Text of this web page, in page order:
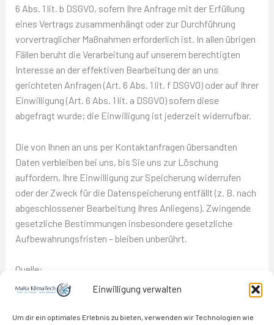
Einwilligung verwalten
Um dir ein optimales Erlebnis zu bieten, verwenden wir Technologien wie
6 Abs. 1 lit. b DSGVO, sofern Ihre Anfrage mit der Erfüllung
eines Vertrags zusammenhängt oder zur Durchführung
vorvertraglicher Maßnahmen erforderlich ist. In allen übrigen
Fällen beruht die Verarbeitung auf unserem berechtigten
Interesse an der effektiven Bearbeitung der an uns
gerichteten Anfragen (Art. 6 Abs. 1 lit. f DSGVO) oder auf Ihrer
Einwilligung (Art. 6 Abs. 1 lit. a DSGVO) sofern diese
abgefragt wurde; die Einwilligung ist jederzeit widerrufbar.
Die von Ihnen an uns per Kontaktanfragen übersandten
Daten verbleiben bei uns, bis Sie uns zur Löschung
auffordern, Ihre Einwilligung zur Speicherung widerrufen
oder der Zweck für die Datenspeicherung entfällt (z. B. nach
abgeschlossener Bearbeitung Ihres Anliegens). Zwingende
gesetzliche Bestimmungen insbesondere gesetzliche
Aufbewahrungsfristen – bleiben unberührt.
Quelle:
https://www.e-recht24.de